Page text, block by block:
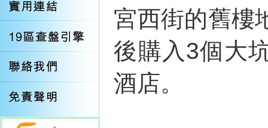
宮西街的舊樓
後購入3個大
酒店。